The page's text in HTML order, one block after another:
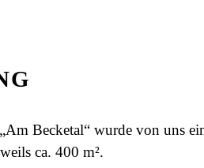
Becketal“ wurde von uns
ca. 400 m².